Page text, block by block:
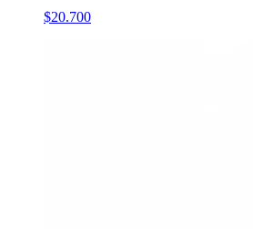
$20.700